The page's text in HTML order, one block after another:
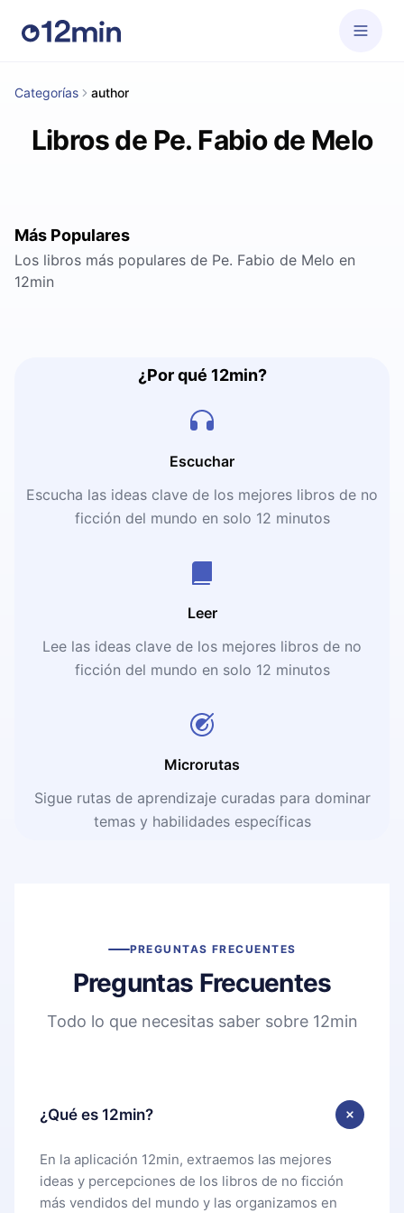
Categorías author
Libros de Pe. Fabio de Melo
Más Populares
Los libros más populares de Pe. Fabio de Melo en
12min
¿Por qué 12min?
Escuchar
Escucha las ideas clave de los mejores libros de no
ficción del mundo en solo 12 minutos
Leer
Lee las ideas clave de los mejores libros de no
ficción del mundo en solo 12 minutos
Microrutas
Sigue rutas de aprendizaje curadas para dominar
temas y habilidades específicas
PREGUNTAS FRECUENTES
Preguntas Frecuentes
Todo lo que necesitas saber sobre 12min
¿Qué es 12min?
En la aplicación 12min, extraemos las mejores
ideas y percepciones de los libros de no ficción
más vendidos del mundo y las organizamos en